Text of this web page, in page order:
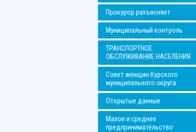
Прокурор разъясняет
Муниципальный контроль
ТРАНСПОРТНОЕ
ОБСЛУЖИВАНИЕ НАСЕЛЕНИЯ
Совет женщин Курского
муниципального округа
Открытые данные
Малое и среднее
предпринимательство